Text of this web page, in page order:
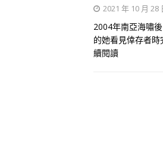
2021 年 10 月 28
2004年南亞海嘯
的她看見倖存者
續閱讀